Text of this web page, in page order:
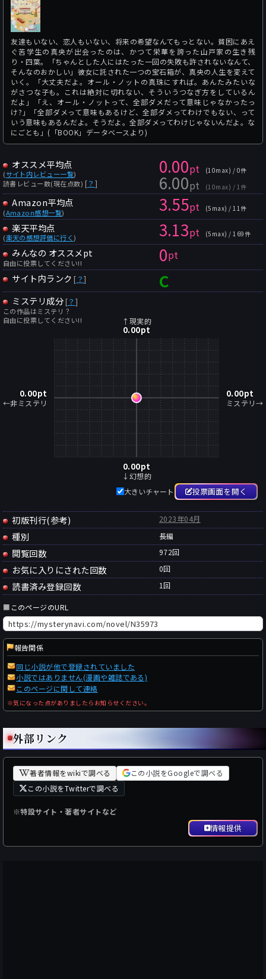
友達もいない、恋人もいない、将来の希望なんてもっとない。貧困にあえ
ぐ苦学生の真央が出会ったのは、かつて栄華を誇った山戸家の生き残
り・四葉。「ちゃんとした人にはたった一回の失敗も許されないなんて、
そんなのおかしい」彼女に託された一つの宝石箱が、真央の人生を変えて
いく。「大丈夫だよ。オール・ノットの真珠にすれば。あんたみたいな
がさつな子も。これは絶対に切れない、そういうつなぎ方をしているん
だよ」「え、オール・ノットって、全部ダメだって意味じゃなかったっ
け?」「全部ダメって意味もあるけど、全部ダメってわけでもない、って
いう意味もあるんだよ。そうだよ。全部ダメってわけじゃないんだよ。な
にごとも」(「BOOK」データベースより)
オススメ平均点
(サイト内レビュー一覧)
読書レビュー数(現在点数) [？ ]
0.00pt (10max) / 0件
6.00pt (10max) / 1件
Amazon平均点
(Amazon感想一覧) 3.55pt (5max) / 11件
楽天平均点
(楽天の感想評価に行く) 3.13pt (5max) / 169件
みんなの オススメpt
自由に投票してください!! 0pt
サイト内ランク [ ？] C
ミステリ成分 [？ ]
この作品はミステリ？
自由に投票してください!!
↑現実的
0.00pt
0.00pt
←非ミステリ
0.00pt
ミステリ→
0.00pt
↓幻想的
大きいチャート
投票画面を開く
初版刊行(参考) 2023年04月
種別 長編
閲覧回数 972回
お気に入りにされた回数 0回
読書済み登録回数 1回
■ このページのURL
報告関係
同じ小説が他で登録されていました
小説ではありません(漫画や雑誌である)
このページに関して連絡
※気になった点がありましたらお知らせください。
外部リンク
著者情報をwikiで調べる
この小説をGoogleで調べる
この小説をTwitterで調べる
※特設サイト・著者サイトなど
情報提供